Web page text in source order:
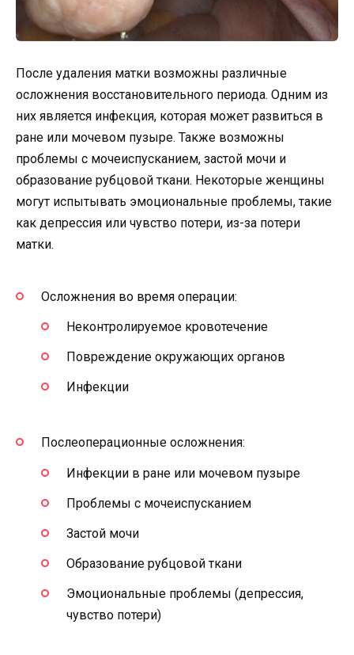
После удаления матки возможны различные
осложнения восстановительного периода. Одним из
них является инфекция, которая может развиться в
ране или мочевом пузыре. Также возможны
проблемы с мочеиспусканием, застой мочи и
образование рубцовой ткани. Некоторые женщины
могут испытывать эмоциональные проблемы, такие
как депрессия или чувство потери, из-за потери
матки.
Осложнения во время операции:
Неконтролируемое кровотечение
Повреждение окружающих органов
Инфекции
Послеоперационные осложнения:
Инфекции в ране или мочевом пузыре
Проблемы с мочеиспусканием
Застой мочи
Образование рубцовой ткани
Эмоциональные проблемы (депрессия,
чувство потери)